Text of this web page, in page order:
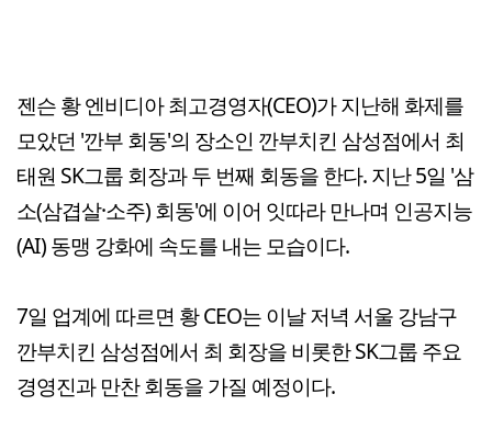
젠슨 황 엔비디아 최고경영자(CEO)가 지난해 화제를
모았던 '깐부 회동'의 장소인 깐부치킨 삼성점에서 최
태원 SK그룹 회장과 두 번째 회동을 한다. 지난 5일 '삼
소(삼겹살·소주) 회동'에 이어 잇따라 만나며 인공지능
(AI) 동맹 강화에 속도를 내는 모습이다.
7일 업계에 따르면 황 CEO는 이날 저녁 서울 강남구
깐부치킨 삼성점에서 최 회장을 비롯한 SK그룹 주요
경영진과 만찬 회동을 가질 예정이다.